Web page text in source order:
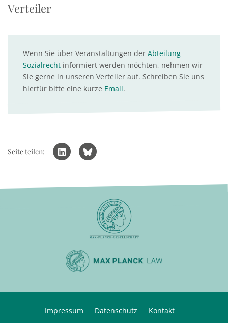
Verteiler
Wenn Sie über Veranstaltungen der Abteilung
Sozialrecht informiert werden möchten, nehmen wir
Sie gerne in unseren Verteiler auf. Schreiben Sie uns
hierfür bitte eine kurze Email.
Seite teilen:
Impressum Datenschutz Kontakt